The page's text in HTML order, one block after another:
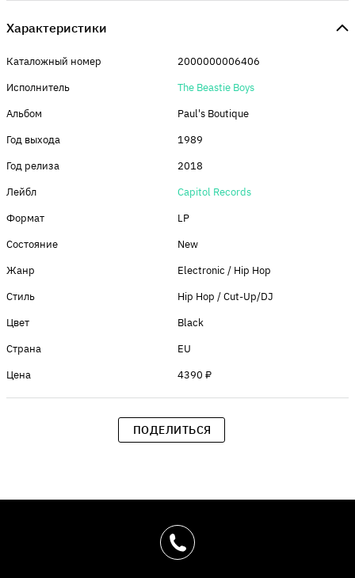
Характеристики
Каталожный номер
2000000006406
Исполнитель
The Beastie Boys
Альбом
Paul's Boutique
Год выхода
1989
Год релиза
2018
Лейбл
Capitol Records
Формат
LP
Состояние
New
Жанр
Electronic / Hip Hop
Стиль
Hip Hop / Cut-Up/DJ
Цвет
Black
Страна
EU
Цена
4390 ₽
ПОДЕЛИТЬСЯ